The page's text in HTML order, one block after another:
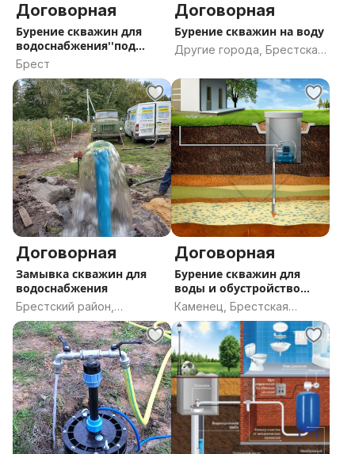
Договорная
Бурение скважин для
водоснабжения''под
ключ''
Брест
Договорная
Бурение скважин на воду
Другие города, Брестская
Договорная
Замывка скважин для
водоснабжения
Брестский район,
Брестская область
Договорная
Бурение скважин для
воды и обустройство
''под ключ
Каменец, Брестская
область